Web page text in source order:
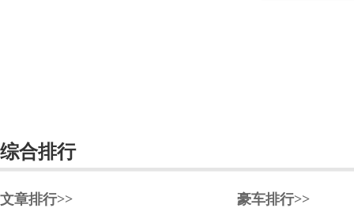
长安UNI
长城（皮卡）
综合排行
文章排行>> 豪车排行>>